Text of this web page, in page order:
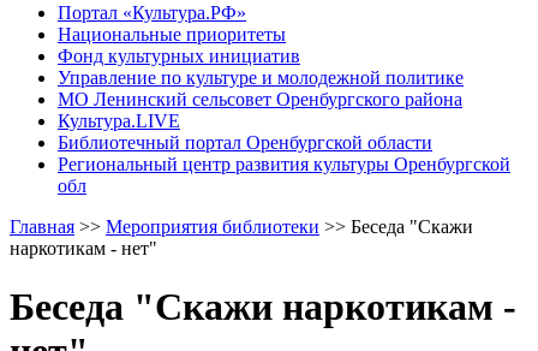
Портал «Культура.РФ»
Национальные приоритеты
Фонд культурных инициатив
Управление по культуре и молодежной политике
МО Ленинский сельсовет Оренбургского района
Культура.LIVE
Библиотечный портал Оренбургской области
Региональный центр развития культуры Оренбургской
обл
Главная >> Мероприятия библиотеки >> Беседа "Скажи
наркотикам - нет"
Беседа "Скажи наркотикам -